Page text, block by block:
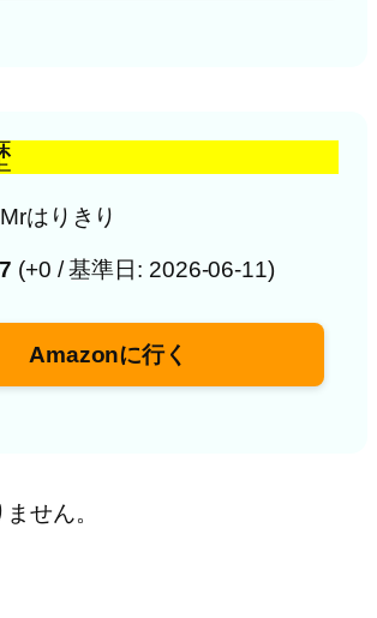
はりきり
(+0 / 基準日: 2026-06-11)
Amazonに行く
せん。